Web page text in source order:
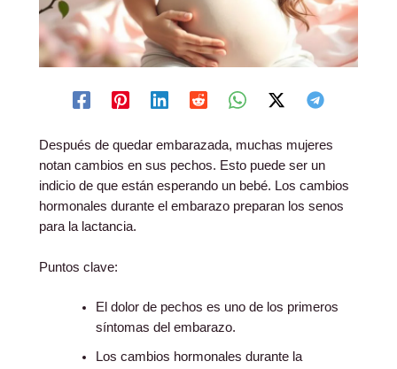
Después de quedar embarazada, muchas mujeres
notan cambios en sus pechos. Esto puede ser un
indicio de que están esperando un bebé. Los cambios
hormonales durante el embarazo preparan los senos
para la lactancia.
Puntos clave:
El dolor de pechos es uno de los primeros
síntomas del embarazo.
Los cambios hormonales durante la